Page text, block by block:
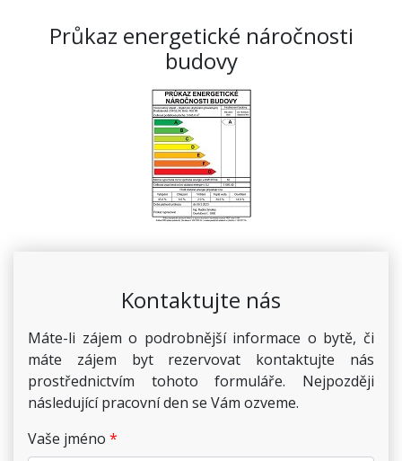
Průkaz energetické náročnosti
budovy
Kontaktujte nás
Máte-li zájem o podrobnější informace o bytě, či
máte zájem byt rezervovat kontaktujte nás
prostřednictvím tohoto formuláře. Nejpozději
následující pracovní den se Vám ozveme.
Vaše jméno